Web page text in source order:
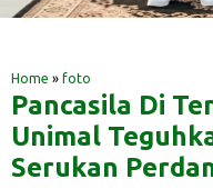
Home » foto
Pancasila Di
Unimal
Serukan